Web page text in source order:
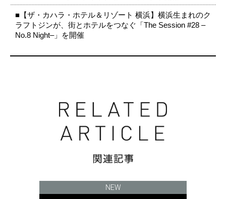
■【ザ・カハラ・ホテル＆リゾート 横浜】横浜生まれのク
ラフトジンが、街とホテルをつなぐ「The Session #28 –
No.8 Night–」を開催
NEW